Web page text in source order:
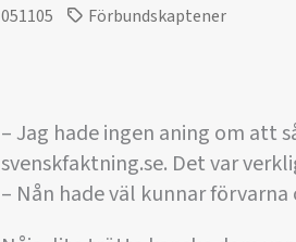
051105 Förbundskaptener
– Jag hade ingen aning om att
svenskfaktning.se. Det var
– Nån hade väl kunnar